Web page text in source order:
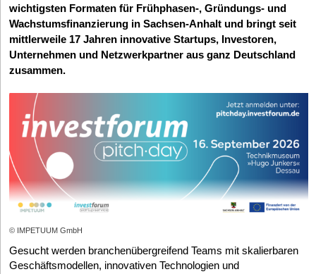
wichtigsten Formaten für Frühphasen-, Gründungs- und
Wachstumsfinanzierung in Sachsen-Anhalt und bringt seit
mittlerweile 17 Jahren innovative Startups, Investoren,
Unternehmen und Netzwerkpartner aus ganz Deutschland
zusammen.
© IMPETUUM GmbH
Gesucht werden branchenübergreifend Teams mit skalierbaren
Geschäftsmodellen, innovativen Technologien und